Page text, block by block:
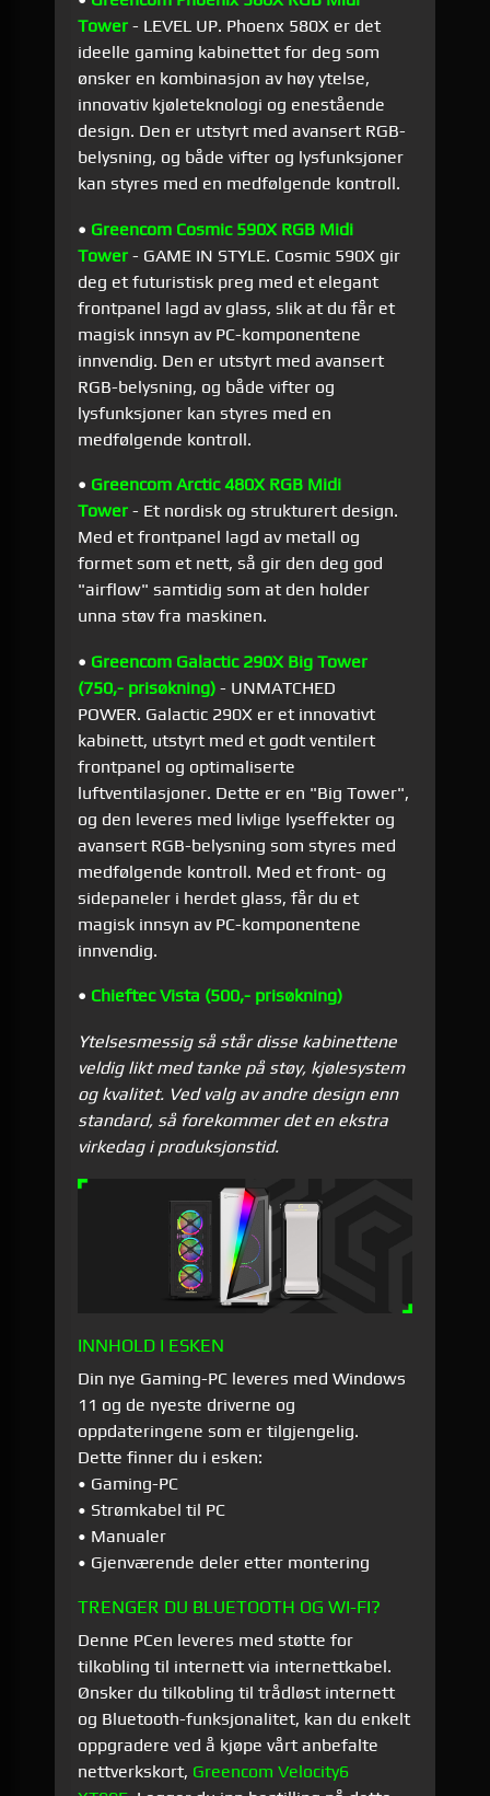
Tower - LEVEL UP. Phoenx 580X er det
ideelle gaming kabinettet for deg som
ønsker en kombinasjon av høy ytelse,
innovativ kjøleteknologi og enestående
design. Den er utstyrt med avansert RGB-
belysning, og både vifter og lysfunksjoner
kan styres med en medfølgende kontroll.
• Greencom Cosmic 590X RGB Midi
Tower - GAME IN STYLE. Cosmic 590X gir
deg et futuristisk preg med et elegant
frontpanel lagd av glass, slik at du får et
magisk innsyn av PC-komponentene
innvendig. Den er utstyrt med avansert
RGB-belysning, og både vifter og
lysfunksjoner kan styres med en
medfølgende kontroll.
• Greencom Arctic 480X RGB Midi
Tower - Et nordisk og strukturert design.
Med et frontpanel lagd av metall og
formet som et nett, så gir den deg god
"airflow" samtidig som at den holder
unna støv fra maskinen.
• Greencom Galactic 290X Big Tower
(750,- prisøkning) - UNMATCHED
POWER. Galactic 290X er et innovativt
kabinett, utstyrt med et godt ventilert
frontpanel og optimaliserte
luftventilasjoner. Dette er en "Big Tower",
og den leveres med livlige lyseffekter og
avansert RGB-belysning som styres med
medfølgende kontroll. Med et front- og
sidepaneler i herdet glass, får du et
magisk innsyn av PC-komponentene
innvendig.
• Chieftec Vista (500,- prisøkning)
Ytelsesmessig så står disse kabinettene
veldig likt med tanke på støy, kjølesystem
og kvalitet. Ved valg av andre design enn
standard, så forekommer det en ekstra
virkedag i produksjonstid.
INNHOLD I ESKEN
Din nye Gaming-PC leveres med Windows
11 og de nyeste driverne og
oppdateringene som er tilgjengelig.
Dette finner du i esken:
• Gaming-PC
• Strømkabel til PC
• Manualer
• Gjenværende deler etter montering
TRENGER DU BLUETOOTH OG WI-FI?
Denne PCen leveres med støtte for
tilkobling til internett via internettkabel.
Ønsker du tilkobling til trådløst internett
og Bluetooth-funksjonalitet, kan du enkelt
oppgradere ved å kjøpe vårt anbefalte
nettverkskort, Greencom Velocity6